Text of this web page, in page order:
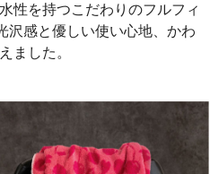
性を持つこだわりのフルフィ
沢感と優しい使い心地、かわ
ました。